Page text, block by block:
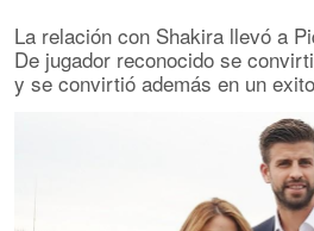
La relación con Shakira llevó a
De jugador reconocido se
y se convirtió además en un